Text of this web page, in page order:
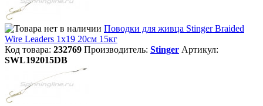
Поводки для живца Stinger Braided
Wire Leaders 1x19 20см 15кг
Код товара: 232769 Производитель: Stinger Артикул:
SWL192015DB